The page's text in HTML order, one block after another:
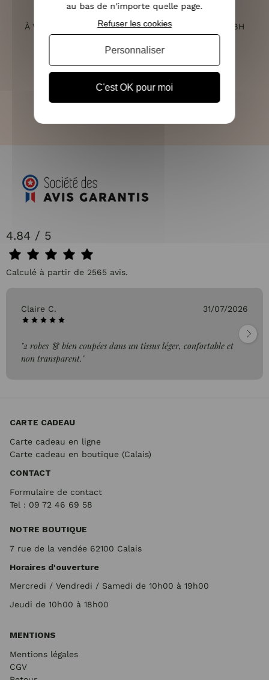
SERVICE CLIENT
À VOTRE ÉCOUTE DU LUNDI AU SAMEDI DE 10H À 18H
PAIEMENT 100% SÉCURISÉ
CB, PAYPAL, APPLE PAY ET 3X SANS FRAIS
4.84 / 5
Calculé à partir de 2565 avis.
Claire C. 31/07/2026
"2 robes 👗 bien coupées dans un tissus léger, confortable et
non transparent."
CARTE CADEAU
Carte cadeau en ligne
Carte cadeau en boutique (Calais)
CONTACT
Formulaire de contact
Tel : 09 72 46 69 58
NOTRE BOUTIQUE
7 rue de la vendée 62100 Calais
Horaires d'ouverture
Mercredi / Vendredi / Samedi de 10h00 à 19h00
Jeudi de 10h00 à 18h00
MENTIONS
Mentions légales
CGV
au bas de n'importe quelle page.
C'est OK pour moi
Refuser les cookies
Personnaliser